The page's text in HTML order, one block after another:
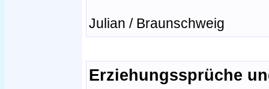
Julian / Braunschweig
Erziehungssprüche